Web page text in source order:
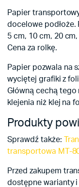
Papier
docelowe
5 cm, 10 cm, 20
Cena za rolkę.
Papier pozwala na
wyciętej grafiki z
Główną cechą
klejenia niż klej na
Produkty
Sprawdź także:
transportowa MT-
Przed zakupem
dostępne warianty